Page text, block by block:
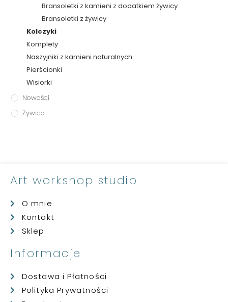
Bransoletki z kamieni z dodatkiem żywicy
Bransoletki z żywicy
Kolczyki
Komplety
Naszyjniki z kamieni naturalnych
Pierścionki
Wisiorki
Nowości
Żywica
Art workshop studio
O mnie
Kontakt
Sklep
Informacje
Dostawa i Płatności
Polityka Prywatności